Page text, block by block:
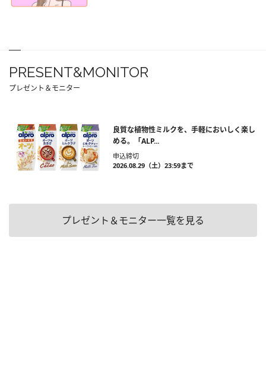
PRESENT&MONITOR
プレゼント＆モニター
良質な植物性ミルクを、手軽においしく楽し
める。「ALP...
申込締切
2026.08.29（土）23:59まで
プレゼント＆モニター一覧を見る